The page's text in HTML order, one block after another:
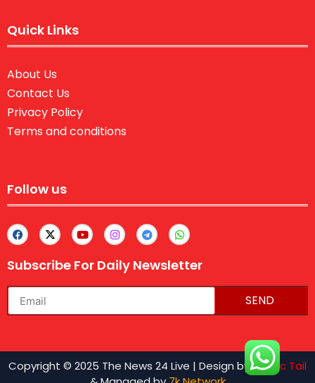
Quick Links
About Us
Contact Us
Privacy Policy
Terms and conditions
Follow us
Subscribe For Daily Newsletter
SEND
Copyright © 2025 The News 24 Live | Design byTraffic Tail